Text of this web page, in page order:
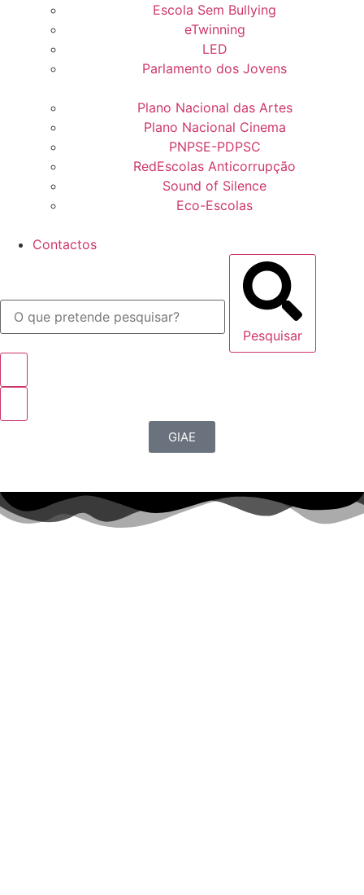
Escola Sem Bullying
eTwinning
LED
Parlamento dos Jovens
Plano Nacional das Artes
Plano Nacional Cinema
PNPSE-PDPSC
RedEscolas Anticorrupção
Sound of Silence
Eco-Escolas
Contactos
Pesquisar
GIAE